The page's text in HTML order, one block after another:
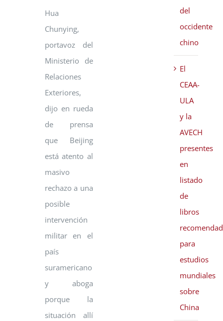
Hua
Chunying,
portavoz del
Ministerio de
Relaciones
Exteriores,
dijo en rueda
de prensa
que Beijing
está atento al
masivo
rechazo a una
posible
intervención
militar en el
país
suramericano
y aboga
porque la
situación allí
del
occidente
chino
El
CEAA-
ULA
y la
AVECH
presentes
en
listado
de
libros
para
estudios
mundiales
sobre
China